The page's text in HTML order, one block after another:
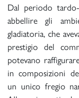
Dal periodo
abbellire gli
gladiatoria, che
prestigio del
potevano
in composizioni
un unico fregio